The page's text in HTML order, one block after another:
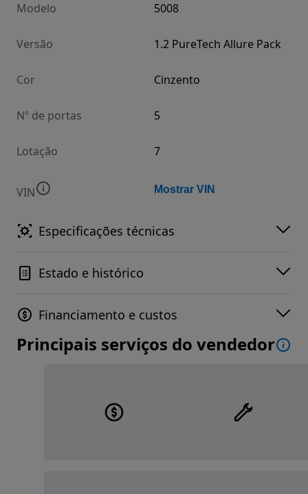
Modelo 5008
Versão 1.2 PureTech Allure Pack
Cor Cinzento
Nº de portas 5
Lotação 7
VIN Mostrar VIN
Especificações técnicas
Estado e histórico
Financiamento e custos
Principais serviços do vendedor